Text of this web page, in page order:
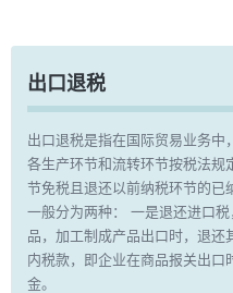
出口退税
出口退税是指在国际贸易业务中
各生产环节和流转环节按税法规
节免税且退还以前纳税环节的已
一般分为两种： 一是退还进口
品，加工制成产品出口时，退还
内税款，即企业在商品报关出
金。